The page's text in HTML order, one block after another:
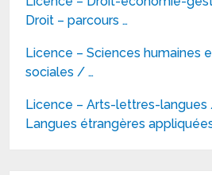
Droit – parcours …
Licence – Sciences humaines
sociales / …
Licence – Arts-lettres-
Langues étrangères